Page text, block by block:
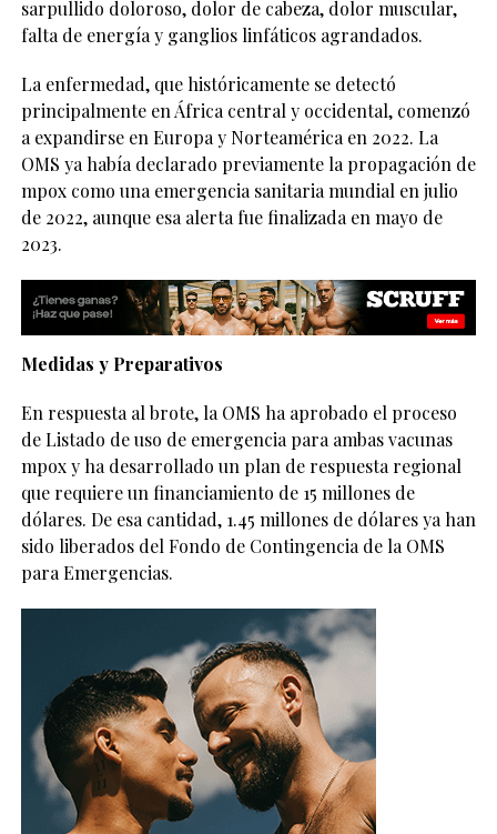
sarpullido doloroso, dolor de cabeza, dolor muscular,
falta de energía y ganglios linfáticos agrandados.
La enfermedad, que históricamente se detectó
principalmente en África central y occidental, comenzó
a expandirse en Europa y Norteamérica en 2022. La
OMS ya había declarado previamente la propagación de
mpox como una emergencia sanitaria mundial en julio
de 2022, aunque esa alerta fue finalizada en mayo de
2023.
Medidas y Preparativos
En respuesta al brote, la OMS ha aprobado el proceso
de Listado de uso de emergencia para ambas vacunas
mpox y ha desarrollado un plan de respuesta regional
que requiere un financiamiento de 15 millones de
dólares. De esa cantidad, 1.45 millones de dólares ya han
sido liberados del Fondo de Contingencia de la OMS
para Emergencias.